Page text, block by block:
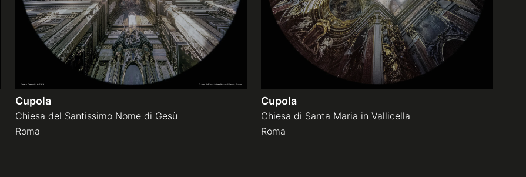
Cupola
Chiesa del Santissimo Nome di Gesù
Roma
Cupola
Chiesa di Santa Maria in Vallicella
Roma